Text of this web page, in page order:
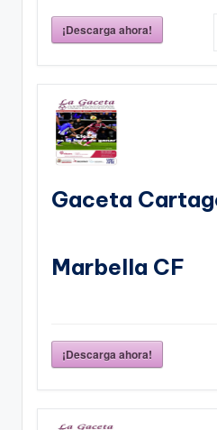
¡Descarga ahora!
Gaceta
Marbella CF
¡Descarga ahora!